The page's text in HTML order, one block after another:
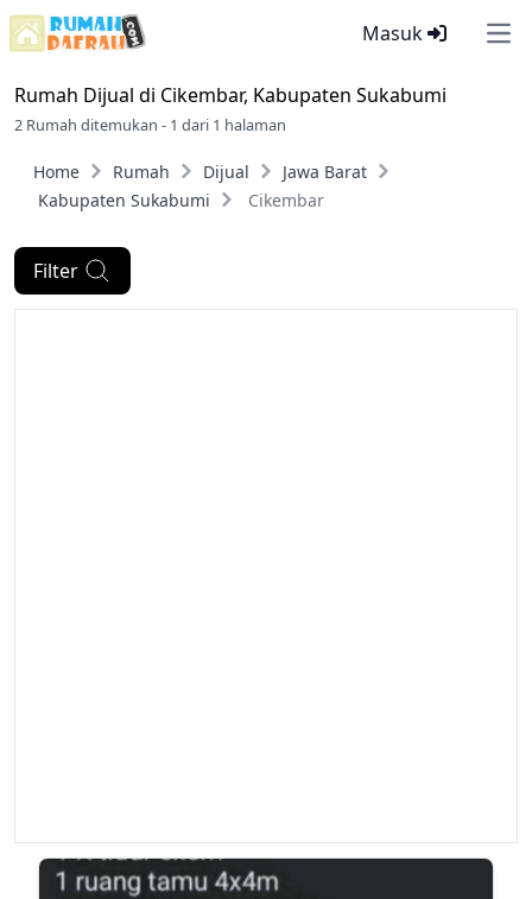
Masuk
Rumah Dijual di Cikembar, Kabupaten Sukabumi
2 Rumah ditemukan - 1 dari 1 halaman
Home Rumah Dijual
Jawa Barat
Kabupaten Sukabumi
Cikembar
Filter